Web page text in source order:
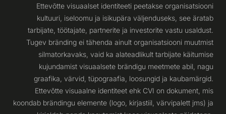
Ettevõtte visuaalset identiteeti peetakse organisatsiooni
kultuuri, iseloomu ja isikupära väljenduseks, see äratab
tarbijate, töötajate, partnerite ja investorite vastu usaldust.
Tugev bränding ei tähenda ainult organisatsiooni muutmist
silmatorkavaks, vaid ka alateadlikult tarbijate käitumise
kujundamist visuaalsete brändigu meetmete abil, nagu
graafika, värvid, tüpograafia, loosungid ja kaubamärgid.
Ettevõtte visuaalne identiteet ehk CVI on dokument, mis
koondab brändingu elemente (logo, kirjastiil, värvipalett jms) ja